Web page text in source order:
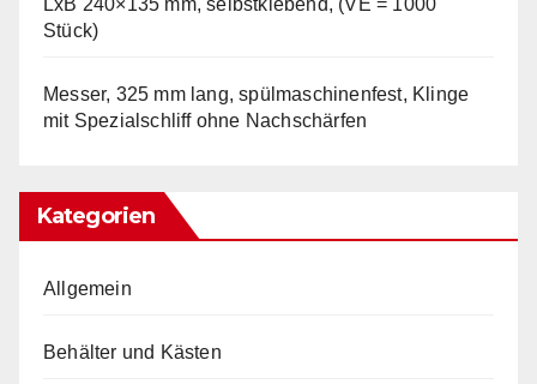
Stück)
Messer, 325 mm lang, spülmaschinenfest, Klinge
mit Spezialschliff ohne Nachschärfen
Kategorien
Allgemein
Behälter und Kästen